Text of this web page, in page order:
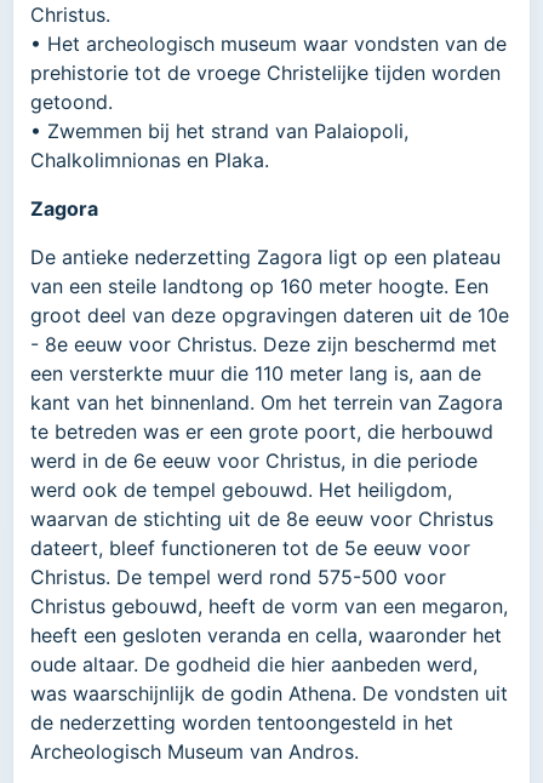
Christus.
• Het archeologisch museum waar vondsten van de
prehistorie tot de vroege Christelijke tijden worden
getoond.
• Zwemmen bij het strand van Palaiopoli,
Chalkolimnionas en Plaka.
Zagora
De antieke nederzetting Zagora ligt op een plateau
van een steile landtong op 160 meter hoogte. Een
groot deel van deze opgravingen dateren uit de 10e
- 8e eeuw voor Christus. Deze zijn beschermd met
een versterkte muur die 110 meter lang is, aan de
kant van het binnenland. Om het terrein van Zagora
te betreden was er een grote poort, die herbouwd
werd in de 6e eeuw voor Christus, in die periode
werd ook de tempel gebouwd. Het heiligdom,
waarvan de stichting uit de 8e eeuw voor Christus
dateert, bleef functioneren tot de 5e eeuw voor
Christus. De tempel werd rond 575-500 voor
Christus gebouwd, heeft de vorm van een megaron,
heeft een gesloten veranda en cella, waaronder het
oude altaar. De godheid die hier aanbeden werd,
was waarschijnlijk de godin Athena. De vondsten uit
de nederzetting worden tentoongesteld in het
Archeologisch Museum van Andros.